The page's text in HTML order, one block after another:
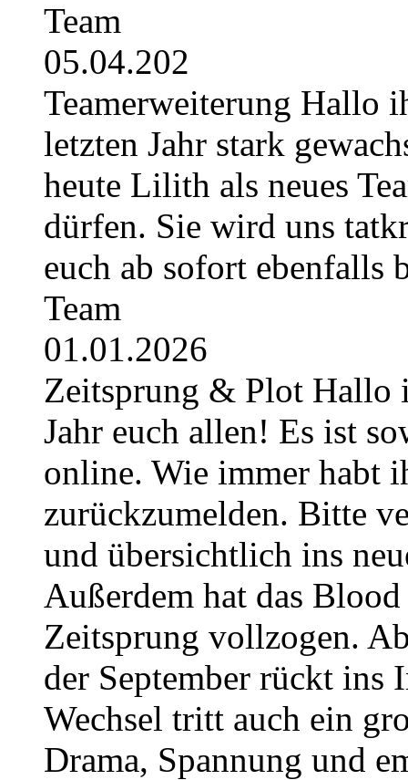
Team
05.04.202
Teamerweiterung Hallo
letzten Jahr stark
heute Lilith als neues
dürfen. Sie wird uns
euch ab sofort ebenfalls
Team
01.01.2026
Zeitsprung & Plot Hallo
Jahr euch allen! Es ist
online. Wie immer habt
zurückzumelden. Bitte
und übersichtlich ins
Außerdem hat das
Zeitsprung vollzogen.
der September rückt ins
Wechsel tritt auch ein
Drama, Spannung und